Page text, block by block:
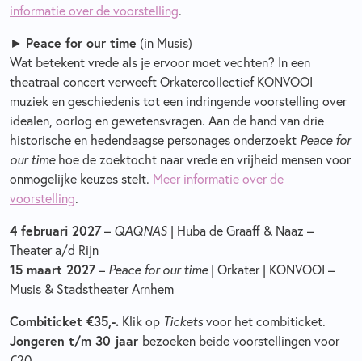
informatie over de voorstelling.
► Peace for our time (in Musis)
Wat betekent vrede als je ervoor moet vechten? In een
theatraal concert verweeft Orkatercollectief KONVOOI
muziek en geschiedenis tot een indringende voorstelling over
idealen, oorlog en gewetensvragen. Aan de hand van drie
historische en hedendaagse personages onderzoekt Peace for
our timehoe de zoektocht naar vrede en vrijheid mensen voor
onmogelijke keuzes stelt. Meer informatie over de
voorstelling.
4 februari 2027– QAQNAS| Huba de Graaff & Naaz –
Theater a/d Rijn
15 maart 2027– Peace for our time| Orkater | KONVOOI –
Musis & Stadstheater Arnhem
Combiticket €35,-. Klik op Ticketsvoor het combiticket.
Jongeren t/m 30 jaar bezoeken beide voorstellingen voor